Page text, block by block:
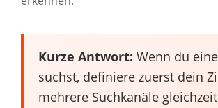
Kurze Antwort: Wenn du
suchst, definiere zuerst dein
mehrere Suchkanäle